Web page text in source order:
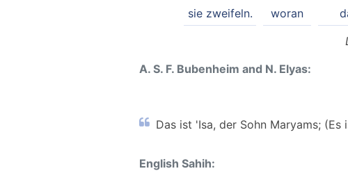
woran
sie zweifeln.
A. S. F. Bubenheim and N. Elyas:
Das ist 'Isa, der Sohn Maryams;
English Sahih: